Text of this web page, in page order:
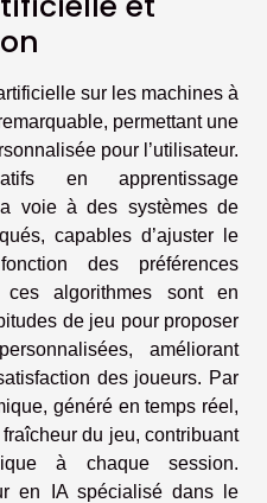
sur les machines à
permettant une
pour l’utilisateur.
en apprentissage
voie à des systèmes de
capables d’ajuster le
des préférences
algorithmes sont en
de jeu pour proposer
améliorant
des joueurs. Par
généré en temps réel,
du jeu, contribuant
à chaque session.
en IA spécialisé dans le